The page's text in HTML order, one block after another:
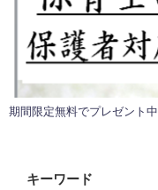
期間限定無料でプレゼント中
キーワード